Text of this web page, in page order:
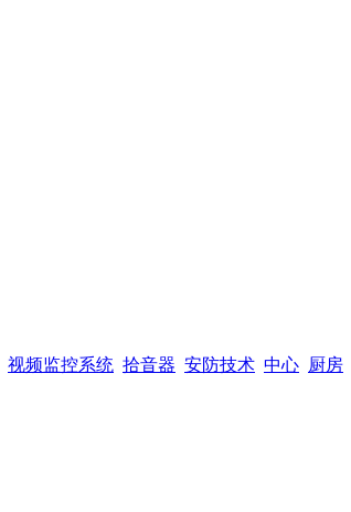
视频监控系统 拾音器 安防技术 中心 厨房